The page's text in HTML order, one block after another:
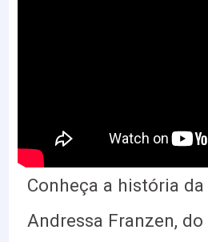
Conheça a história da
Andressa Franzen,